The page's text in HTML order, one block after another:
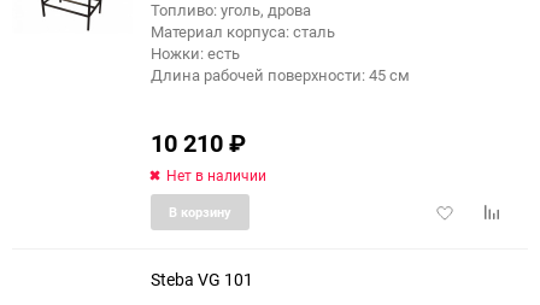
Топливо: уголь, дрова
Материал корпуса: сталь
Ножки: есть
Длина рабочей поверхности: 45 см
10 210₽
Нет в наличии
Добавить
В корзину
Steba VG 101